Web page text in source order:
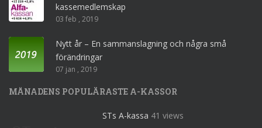
kassemedlemskap
03 feb , 2019
Nytt år – En sammanslagning och några små
förändringar
07 jan , 2019
MÅNADENS POPULÄRASTE A-KASSOR
STs A-kassa 41 views